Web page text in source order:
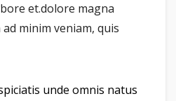
et.dolore magna
minim veniam, quis
unde omnis natus